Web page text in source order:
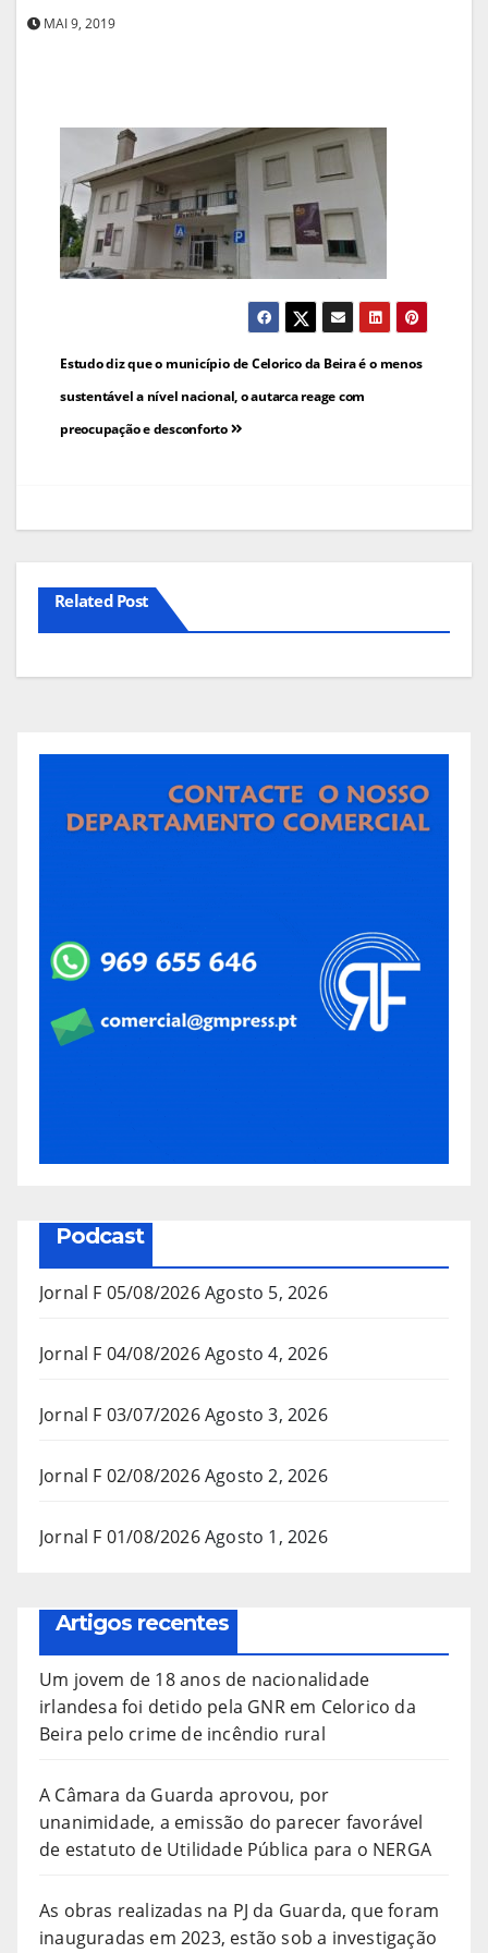
MAI 9, 2019
Navegação
de
artigos
Estudo diz que o município de Celorico da Beira é o menos
sustentável a nível nacional, o autarca reage com
preocupação e desconforto
Related Post
Podcast
Jornal F 05/08/2026Agosto 5, 2026
Jornal F 04/08/2026Agosto 4, 2026
Jornal F 03/07/2026Agosto 3, 2026
Jornal F 02/08/2026Agosto 2, 2026
Jornal F 01/08/2026Agosto 1, 2026
Artigos recentes
Um jovem de 18 anos de nacionalidade
irlandesa foi detido pela GNR em Celorico da
Beira pelo crime de incêndio rural
A Câmara da Guarda aprovou, por
unanimidade, a emissão do parecer favorável
de estatuto de Utilidade Pública para o NERGA
As obras realizadas na PJ da Guarda, que foram
inauguradas em 2023, estão sob a investigação